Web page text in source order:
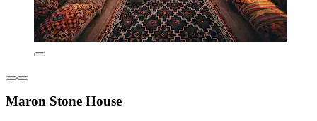
Maron Stone House